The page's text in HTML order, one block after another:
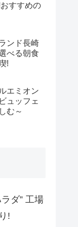
すすめの
ンド長崎
べる朝食
!
エミオン
ュッフェ
む～
ダ” 工場
!